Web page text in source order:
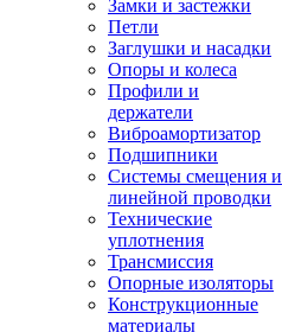
Замки и застежки
Петли
Заглушки и насадки
Опоры и колеса
Профили и
держатели
Виброамортизатор
Подшипники
Системы смещения и
линейной проводки
Технические
уплотнения
Трансмиссия
Опорные изоляторы
Конструкционные
материалы